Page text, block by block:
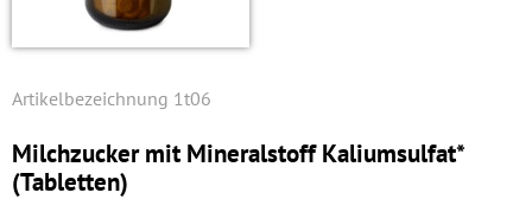
1t06
Milchzucker mit Mineralstoff Kalium­sulfat*
(Tabletten)